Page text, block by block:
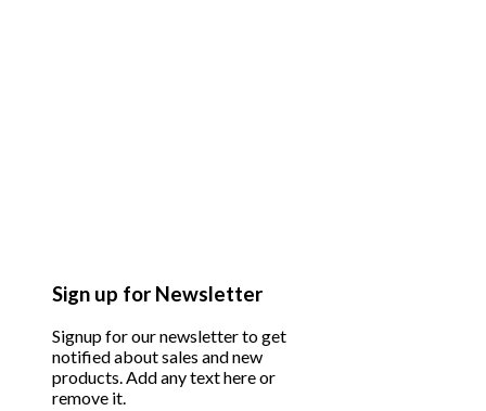
Sign up for Newsletter
Signup for our newsletter to get
notified about sales and new
products. Add any text here or
remove it.